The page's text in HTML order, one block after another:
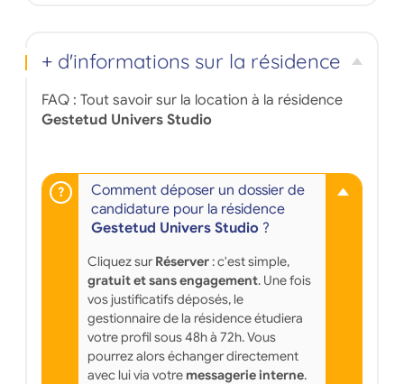
+ d'informations sur la résidence
FAQ : Tout savoir sur la location à la résidence
Gestetud Univers Studio
Comment déposer un dossier de
candidature pour la résidence
Gestetud Univers Studio ?
Cliquez sur Réserver: c'est simple,
gratuit et sans engagement. Une fois
vos justificatifs déposés, le
gestionnaire de la résidence étudiera
votre profil sous 48h à 72h. Vous
pourrez alors échanger directement
avec lui via votre messagerie interne.